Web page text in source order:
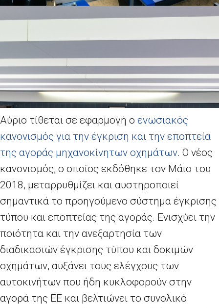
Αύριο τίθεται σε εφαρμογή ο ενωσιακός
κανονισμός για την έγκριση και την εποπτεία
της αγοράς μηχανοκίνητων οχημάτων. Ο νέος
κανονισμός, ο οποίος εκδόθηκε τον Μάιο του
2018, μεταρρυθμίζει και αυστηροποιεί
σημαντικά το προηγούμενο σύστημα έγκρισης
τύπου και εποπτείας της αγοράς. Ενισχύει την
ποιότητα και την ανεξαρτησία των
διαδικασιών έγκρισης τύπου και δοκιμών
οχημάτων, αυξάνει τους ελέγχους των
αυτοκινήτων που ήδη κυκλοφορούν στην
αγορά της ΕΕ και βελτιώνει το συνολικό